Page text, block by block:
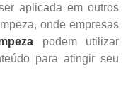
aplicada em outros
onde empresas
podem utilizar
para atingir seu